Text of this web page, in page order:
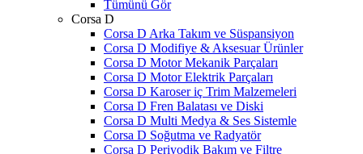
Tümünü Gör
Corsa D
Corsa D Arka Takım ve Süspansiyon
Corsa D Modifiye & Aksesuar Ürünler
Corsa D Motor Mekanik Parçaları
Corsa D Motor Elektrik Parçaları
Corsa D Karoser iç Trim Malzemeleri
Corsa D Fren Balatası ve Diski
Corsa D Multi Medya & Ses Sistemle
Corsa D Soğutma ve Radyatör
Corsa D Periyodik Bakım ve Filtre